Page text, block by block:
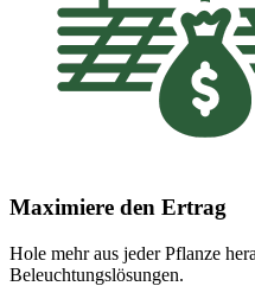
Maximiere den Ertrag
Hole mehr aus jeder Pflanze
Beleuchtungslösungen.